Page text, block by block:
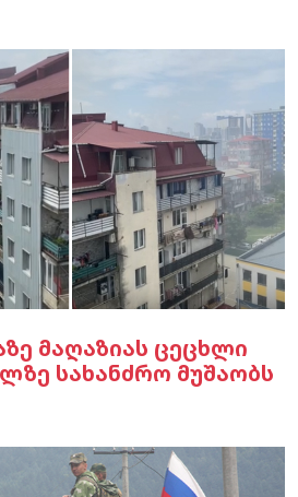
მაღაზიას ცეცხლი
სახანძრო მუშაობს